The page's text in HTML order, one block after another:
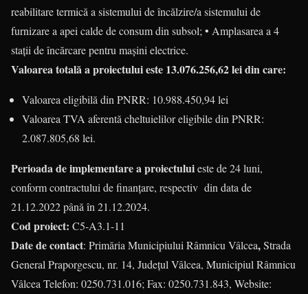
reabilitare termică a sistemului de încălzire/a sistemului de
furnizare a apei calde de consum din subsol; • Amplasarea a 4
stații de încărcare pentru mașini electrice.
Valoarea totală a proiectului este 13.076.256,62 lei din care:
Valoarea eligibilă din PNRR: 10.988.450,94 lei
Valoarea TVA aferentă cheltuielilor eligibile din PNRR:
2.087.805,68 lei.
Perioada de implementare a proiectuluieste de 24 luni,
conform contractului de finanțare, respectiv din data de
21.12.2022 până în 21.12.2024.
Cod proiect: C5-A3.1-11
Date de contact: Primăria Municipiului Râmnicu Vâlcea,Strada
General Praporgescu, nr. 14, Județul Vâlcea, Municipiul Râmnicu
Vâlcea Telefon: 0250.731.016; Fax: 0250.731.843, Website: